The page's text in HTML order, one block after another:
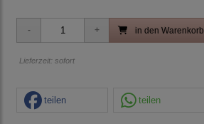
in den Warenkorb
Lieferzeit: sofort
teilen teilen